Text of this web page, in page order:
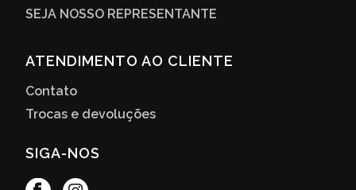
SEJA NOSSO REPRESENTANTE
ATENDIMENTO AO CLIENTE
Contato
Trocas e devoluções
SIGA-NOS